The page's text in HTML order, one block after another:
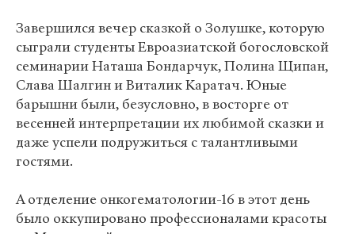
Завершился вечер сказкой о Золушке, которую
сыграли студенты Евроазиатской богословской
семинарии Наташа Бондарчук, Полина Щипан,
Слава Шалгин и Виталик Каратач. Юные
барышни были, безусловно, в восторге от
весенней интерпретации их любимой сказки и
даже успели подружиться с талантливыми
гостями.
А отделение онкогематологии-16 в этот день
было оккупировано профессионалами красоты